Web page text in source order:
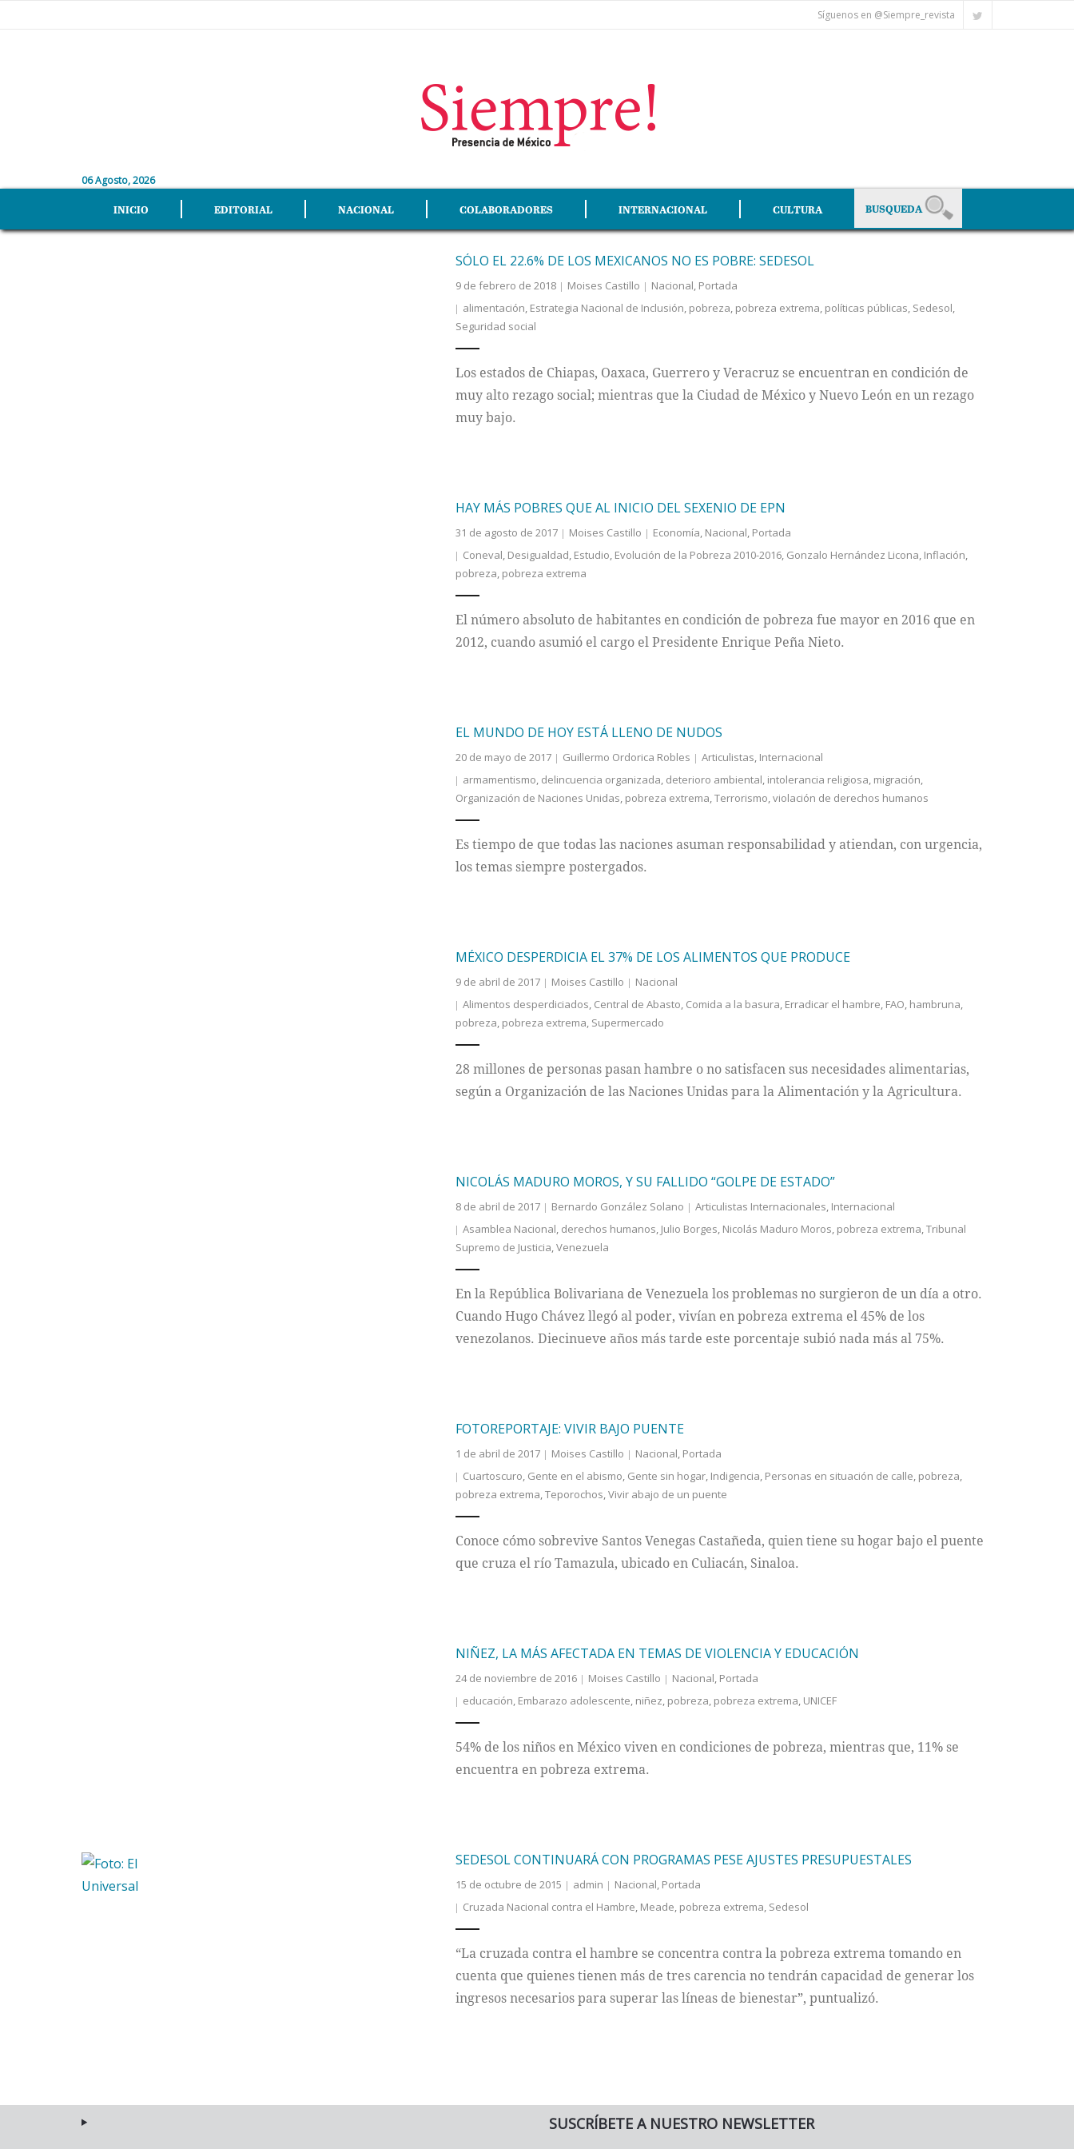
Síguenos en @Siempre_revista
06 Agosto, 2026
INICIO EDITORIAL NACIONAL COLABORADORES INTERNACIONAL CULTURA
SÓLO EL 22.6% DE LOS MEXICANOS NO ES POBRE: SEDESOL
9 de febrero de 2018 Moises Castillo Nacional, Portada
alimentación, Estrategia Nacional de Inclusión, pobreza, pobreza extrema, políticas públicas, Sedesol,
Seguridad social
Los estados de Chiapas, Oaxaca, Guerrero y Veracruz se encuentran en condición de
muy alto rezago social; mientras que la Ciudad de México y Nuevo León en un rezago
muy bajo.
HAY MÁS POBRES QUE AL INICIO DEL SEXENIO DE EPN
31 de agosto de 2017 Moises Castillo Economía, Nacional, Portada
Coneval, Desigualdad, Estudio, Evolución de la Pobreza 2010-2016, Gonzalo Hernández Licona, Inflación,
pobreza, pobreza extrema
El número absoluto de habitantes en condición de pobreza fue mayor en 2016 que en
2012, cuando asumió el cargo el Presidente Enrique Peña Nieto.
EL MUNDO DE HOY ESTÁ LLENO DE NUDOS
20 de mayo de 2017 Guillermo Ordorica Robles Articulistas, Internacional
armamentismo, delincuencia organizada, deterioro ambiental, intolerancia religiosa, migración,
Organización de Naciones Unidas, pobreza extrema,Terrorismo,violación de derechos humanos
Es tiempo de que todas las naciones asuman responsabilidad y atiendan, con urgencia,
los temas siempre postergados.
MÉXICO DESPERDICIA EL 37% DE LOS ALIMENTOS QUE PRODUCE
9 de abril de 2017 Moises Castillo
Nacional
Alimentos desperdiciados, Central de Abasto, Comida a la basura, Erradicar el hambre, FAO, hambruna,
pobreza, pobreza extrema, Supermercado
28 millones de personas pasan hambre o no satisfacen sus necesidades alimentarias,
según a Organización de las Naciones Unidas para la Alimentación y la Agricultura.
NICOLÁS MADURO MOROS, Y SU FALLIDO “GOLPE DE ESTADO”
8 de abril de 2017 Bernardo González Solano Articulistas Internacionales, Internacional
Asamblea Nacional, derechos humanos, Julio Borges, Nicolás Maduro Moros, pobreza extrema,Tribunal
Supremo de Justicia,Venezuela
En la República Bolivariana de Venezuela los problemas no surgieron de un día a otro.
Cuando Hugo Chávez llegó al poder, vivían en pobreza extrema el 45% de los
venezolanos. Diecinueve años más tarde este porcentaje subió nada más al 75%.
FOTOREPORTAJE: VIVIR BAJO PUENTE
1 de abril de 2017 Moises Castillo Nacional, Portada
Cuartoscuro, Gente en el abismo, Gente sin hogar, Indigencia, Personas en situación de calle, pobreza,
pobreza extrema,Teporochos,Vivir abajo de un puente
Conoce cómo sobrevive Santos Venegas Castañeda, quien tiene su hogar bajo el puente
que cruza el río Tamazula, ubicado en Culiacán, Sinaloa.
NIÑEZ, LA MÁS AFECTADA EN TEMAS DE VIOLENCIA Y EDUCACIÓN
24 de noviembre de 2016 Moises Castillo Nacional, Portada
educación, Embarazo adolescente, niñez, pobreza, pobreza extrema, UNICEF
54% de los niños en México viven en condiciones de pobreza, mientras que, 11% se
encuentra en pobreza extrema.
SEDESOL CONTINUARÁ CON PROGRAMAS PESE AJUSTES PRESUPUESTALES
15 de octubre de 2015 admin Nacional, Portada
Cruzada Nacional contra el Hambre, Meade, pobreza extrema, Sedesol
“La cruzada contra el hambre se concentra contra la pobreza extrema tomando en
cuenta que quienes tienen más de tres carencia no tendrán capacidad de generar los
ingresos necesarios para superar las líneas de bienestar”, puntualizó.
SUSCRÍBETE A NUESTRO NEWSLETTER